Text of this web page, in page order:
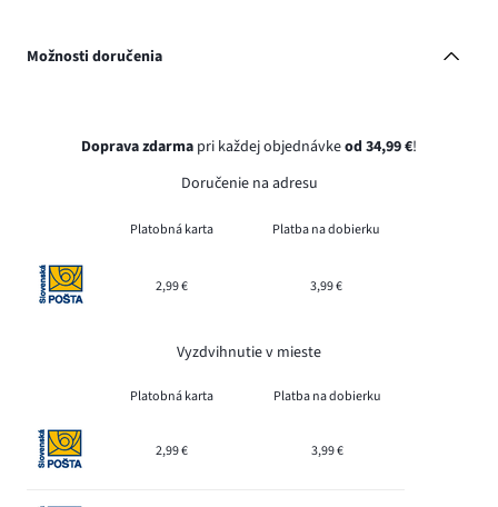
Možnosti doručenia
Doprava zdarma pri každej objednávkeod 34,99 €!
Doručenie na adresu
Platobná karta Platba na dobierku
2,99 € 3,99 €
Vyzdvihnutie v mieste
Platobná karta Platba na dobierku
2,99 € 3,99 €